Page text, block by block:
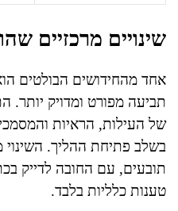
שינויים מרכזיים
אחד מהחידושים הבולטים
תביעה מפורט ומדויק יותר.
של העילות, הראיות
בשלב פתיחת ההליך. השינוי
תובעים, עם החובה לדייק
טענות כלליות בלבד.